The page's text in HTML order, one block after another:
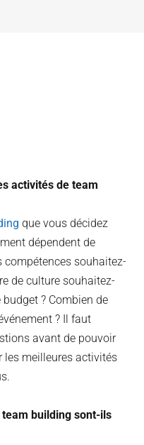
activités de team
que vous décidez
dépendent de
compétences souhaitez-
de culture souhaitez-
budget ? Combien de
? Il faut
avant de pouvoir
les meilleures activités
building sont-ils